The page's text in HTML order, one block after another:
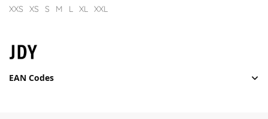
XXS XS S M L XL XXL
EAN Codes